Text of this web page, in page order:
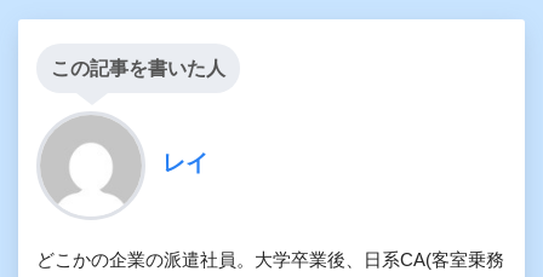
この記事を書いた人
レイ
どこかの企業の派遣社員。大学卒業後、日系CA(客室乗務